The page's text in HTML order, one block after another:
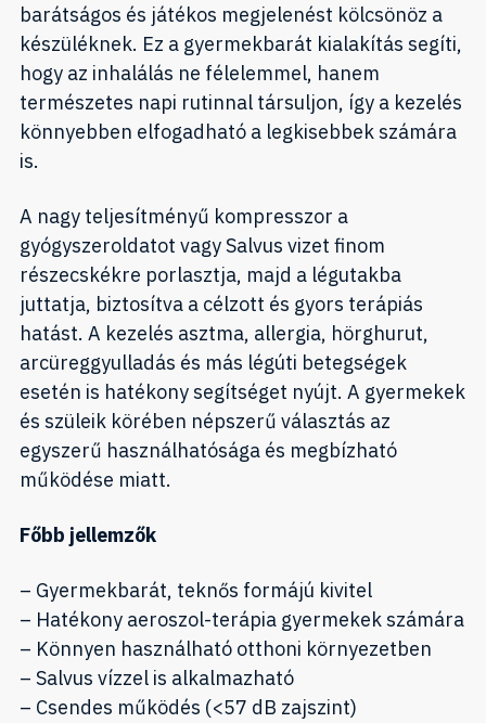
barátságos és játékos megjelenést kölcsönöz a
készüléknek. Ez a gyermekbarát kialakítás segíti,
hogy az inhalálás ne félelemmel, hanem
természetes napi rutinnal társuljon, így a kezelés
könnyebben elfogadható a legkisebbek számára
is.
A nagy teljesítményű kompresszor a
gyógyszeroldatot vagy Salvus vizet finom
részecskékre porlasztja, majd a légutakba
juttatja, biztosítva a célzott és gyors terápiás
hatást. A kezelés asztma, allergia, hörghurut,
arcüreggyulladás és más légúti betegségek
esetén is hatékony segítséget nyújt. A gyermekek
és szüleik körében népszerű választás az
egyszerű használhatósága és megbízható
működése miatt.
Főbb jellemzők
– Gyermekbarát, teknős formájú kivitel
– Hatékony aeroszol-terápia gyermekek számára
– Könnyen használható otthoni környezetben
– Salvus vízzel is alkalmazható
– Csendes működés (<57 dB zajszint)